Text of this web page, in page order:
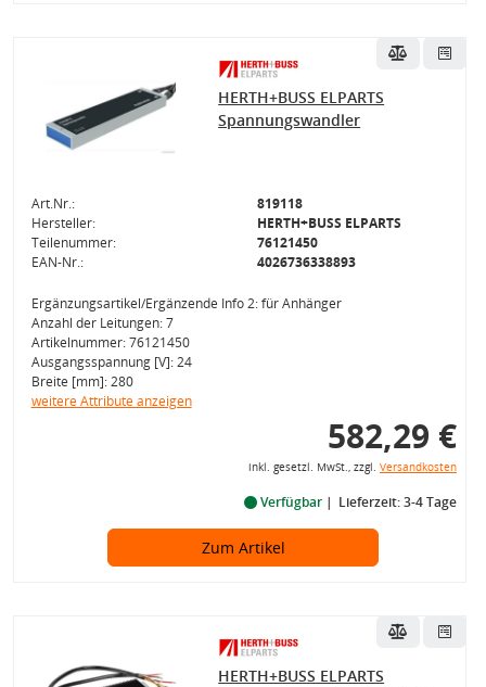
HERTH+BUSS ELPARTS
Spannungswandler
Art.Nr.:
819118
Hersteller:
HERTH+BUSS ELPARTS
Teilenummer:
76121450
EAN-Nr.:
4026736338893
Ergänzungsartikel/Ergänzende Info 2: für Anhänger
Anzahl der Leitungen: 7
Artikelnummer: 76121450
Ausgangsspannung [V]: 24
Breite [mm]: 280
weitere Attribute anzeigen
582,29 €
inkl. gesetzl. MwSt., zzgl. Versandkosten
Verfügbar Lieferzeit: 3-4 Tage
Zum Artikel
HERTH+BUSS ELPARTS